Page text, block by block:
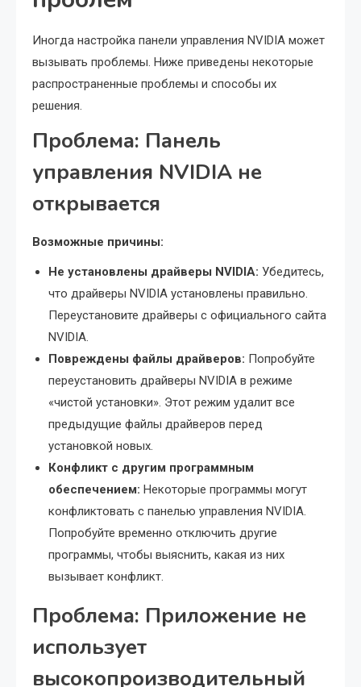
Иногда настройка панели управления NVIDIA может
вызывать проблемы. Ниже приведены некоторые
распространенные проблемы и способы их
решения.
Проблема: Панель
управления NVIDIA не
открывается
Возможные причины:
Не установлены драйверы NVIDIA: Убедитесь,
что драйверы NVIDIA установлены правильно.
Переустановите драйверы с официального сайта
NVIDIA.
Повреждены файлы драйверов: Попробуйте
переустановить драйверы NVIDIA в режиме
«чистой установки». Этот режим удалит все
предыдущие файлы драйверов перед
установкой новых.
Конфликт с другим программным
обеспечением: Некоторые программы могут
конфликтовать с панелью управления NVIDIA.
Попробуйте временно отключить другие
программы, чтобы выяснить, какая из них
вызывает конфликт.
Проблема: Приложение не
использует
высокопроизводительный